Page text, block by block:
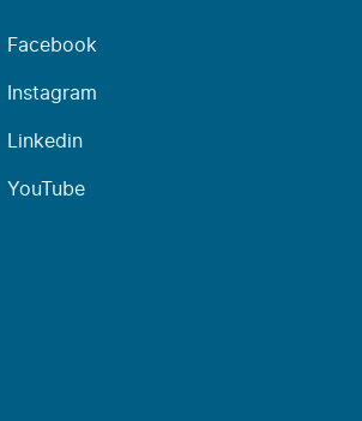
Facebook
Instagram
Linkedin
YouTube